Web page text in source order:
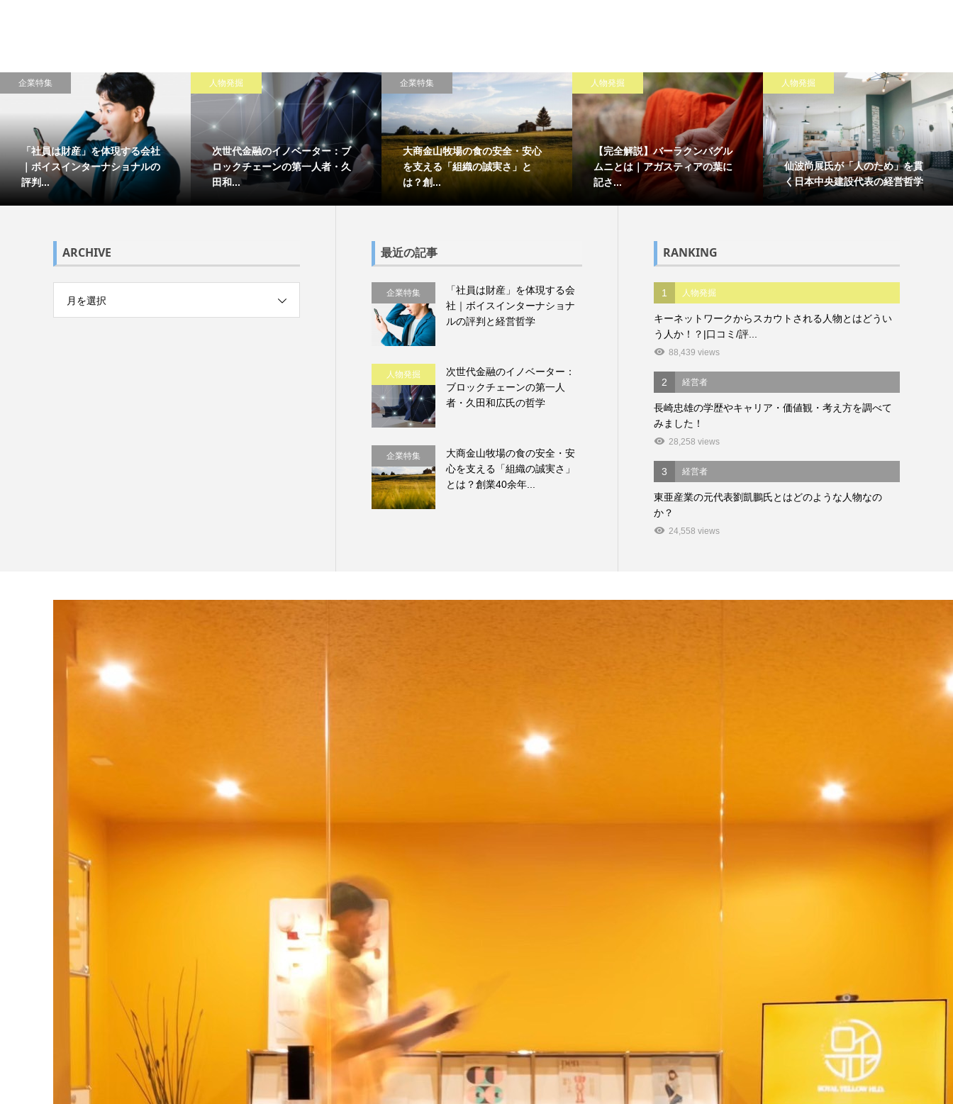
企業特集
「社員は財産」を体現する会社
｜ボイスインターナショナルの
評判...
人物発掘
次世代金融のイノベーター：ブ
ロックチェーンの第一人者・久
田和...
企業特集
大商金山牧場の食の安全・安心
を支える「組織の誠実さ」と
は？創...
人物発掘
【完全解説】バーラクンバグル
ムニとは｜アガスティアの葉に
記さ...
人物発掘
仙波尚展氏が「人のため」を貫
く日本中央建設代表の経営哲学
ARCHIVE
月を選択
最近の記事
企業特集
「社員は財産」を体現する会
社｜ボイスインターナショナ
ルの評判と経営哲学
人物発掘
次世代金融のイノベーター：
ブロックチェーンの第一人
者・久田和広氏の哲学
企業特集
大商金山牧場の食の安全・安
心を支える「組織の誠実さ」
とは？創業40余年...
RANKING
1 人物発掘
キーネットワークからスカウトされる人物とはどうい
う人か！？|口コミ/評...
88,439 views
2 経営者
長崎忠雄の学歴やキャリア・価値観・考え方を調べて
みました！
28,258 views
3 経営者
東亜産業の元代表劉凱鵬氏とはどのような人物なの
か？
24,558 views